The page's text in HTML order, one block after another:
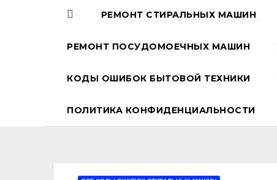
РЕМОНТ СТИРАЛЬНЫХ МАШИН
РЕМОНТ ПОСУДОМОЕЧНЫХ МАШИН
КОДЫ ОШИБОК БЫТОВОЙ ТЕХНИКИ
ПОЛИТИКА КОНФИДЕНЦИАЛЬНОСТИ